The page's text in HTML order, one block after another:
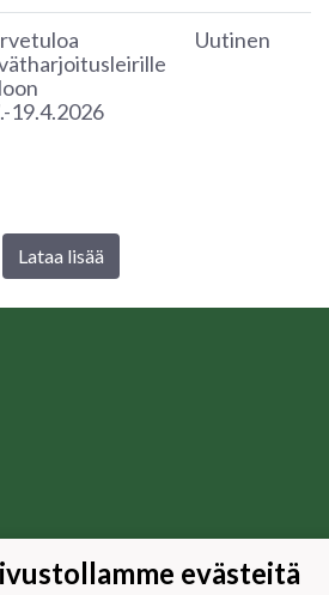
19.4.2026
Uutinen
Lataa lisää
evästeitä